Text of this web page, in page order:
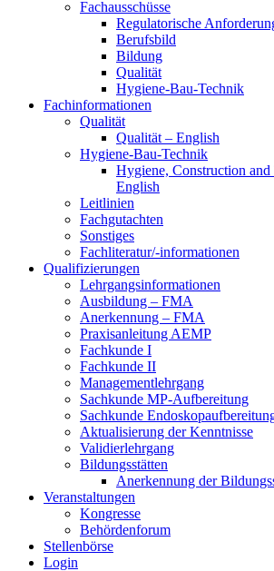
Fachausschüsse
Regulatorische
Berufsbild
Bildung
Qualität
Hygiene-Bau-Technik
Fachinformationen
Qualität
Qualität – English
Hygiene-Bau-Technik
Hygiene, Construction
English
Leitlinien
Fachgutachten
Sonstiges
Fachliteratur/-informationen
Qualifizierungen
Lehrgangsinformationen
Ausbildung – FMA
Anerkennung – FMA
Praxisanleitung AEMP
Fachkunde I
Fachkunde II
Managementlehrgang
Sachkunde MP-Aufbereitung
Sachkunde
Aktualisierung der Kenntnisse
Validierlehrgang
Bildungsstätten
Anerkennung der
Veranstaltungen
Kongresse
Behördenforum
Stellenbörse
Login